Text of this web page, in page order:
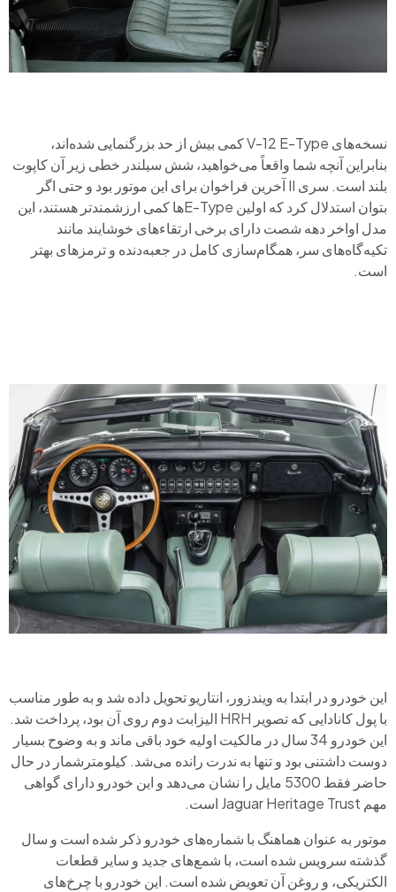
نسخه‌های V-12 E-Type کمی بیش از حد بزرگنمایی شده‌اند،
بنابراین آنچه شما واقعاً می‌خواهید، شش سیلندر خطی زیر آن کاپوت
بلند است. سری II آخرین فراخوان برای این موتور بود و حتی اگر
بتوان استدلال کرد که اولین E-Typeها کمی ارزشمندتر هستند، این
مدل اواخر دهه شصت دارای برخی ارتقاءهای خوشایند مانند
تکیه‌گاه‌های سر، همگام‌سازی کامل در جعبه‌دنده و ترمزهای بهتر
است.
این خودرو در ابتدا به ویندزور، انتاریو تحویل داده شد و به طور مناسب
با پول کانادایی که تصویر HRH الیزابت دوم روی آن بود، پرداخت شد.
این خودرو 34 سال در مالکیت اولیه خود باقی ماند و به وضوح بسیار
دوست داشتنی بود و تنها به ندرت رانده می‌شد. کیلومترشمار در حال
حاضر فقط 5300 مایل را نشان می‌دهد و این خودرو دارای گواهی
مهم Jaguar Heritage Trust است.
موتور به عنوان هماهنگ با شماره‌های خودرو ذکر شده است و سال
گذشته سرویس شده است، با شمع‌های جدید و سایر قطعات
الکتریکی، و روغن آن تعویض شده است. این خودرو با چرخ‌های